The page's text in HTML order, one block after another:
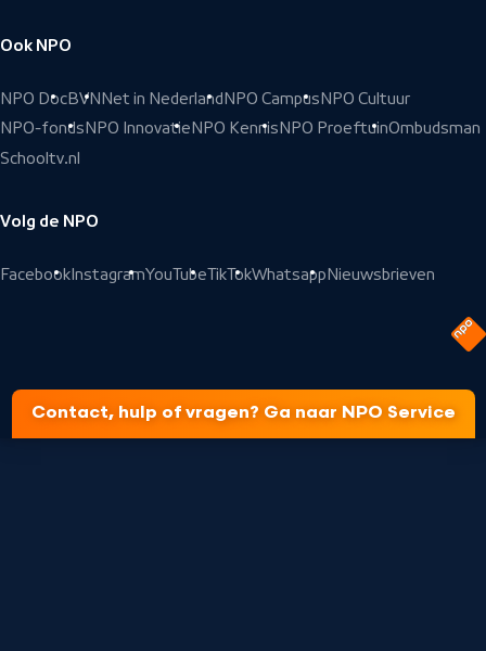
Ook NPO
NPO DocBVN Net in Nederland NPO Campus NPO Cultuur
NPO-fonds NPO Innovatie NPO Kennis NPO ProeftuinOmbudsman
Schooltv.nl
Volg de NPO
FacebookInstagramYouTubeTikTokWhatsappNieuwsbrieven
Contact, hulp of vragen? Ga naar NPO Service